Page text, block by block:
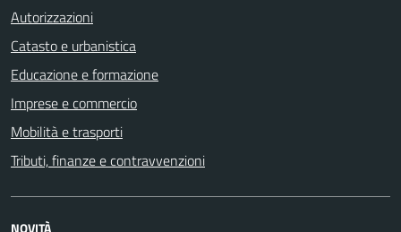
Autorizzazioni
Catasto e urbanistica
Educazione e formazione
Imprese e commercio
Mobilità e trasporti
Tributi, finanze e contravvenzioni
NOVITÀ